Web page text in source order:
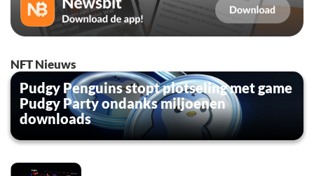
NFT Nieuws
Pudgy Penguins stopt plotseling met game
Pudgy Party ondanks miljoenen
downloads